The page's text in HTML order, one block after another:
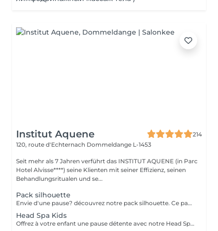
Institut Aquene
214
120, route d'Echternach Dommeldange L-1453
Seit mehr als 7 Jahren verführt das INSTITUT AQUENE (in Parc
Hotel Alvisse****) seine Klienten mit seiner Effizienz, seinen
Behandlungsritualen und se...
Pack silhouette
Envie d'une pause? découvrez notre pack silhouette. Ce pack comprend: - Un gommage du corps pour exfolier la peau - Un enveloppement du corps pour le renourrir en profondeur - Un drainage lymphatique brésilien détoxifier le corps - Madérothérapie corps complet pour le raffermissant et l'aspect peau d'orange Au prix de 355€ au lieu de 418€
Head Spa Kids
Offrez à votre enfant une pause détente avec notre Head Spa Kids, un soin de 30 min spécialement conçu pour les jeunes de 10 à 13 ans. Ce rituel doux et apaisant prend soin de leur cuir chevelu tout en leur offrant un moment de relaxation adapté à leur âge. Ce soin comprend - Nettoyage délicat: Un lavage doux adapté aux cheveux et cuir chevelu des enfants. - Massage relaxant: Une gestuelle apaisante pour favoriser la détente et stimuler la microcirculation. - Hydratation légère: des produits respectueux, spécialement choisis pour nourrir et protéger leurs cheveux. Un sèche cheveux et des brosses sont mis à sa disposition pour que votre enfant ne sorte pas avec la tête mouillée